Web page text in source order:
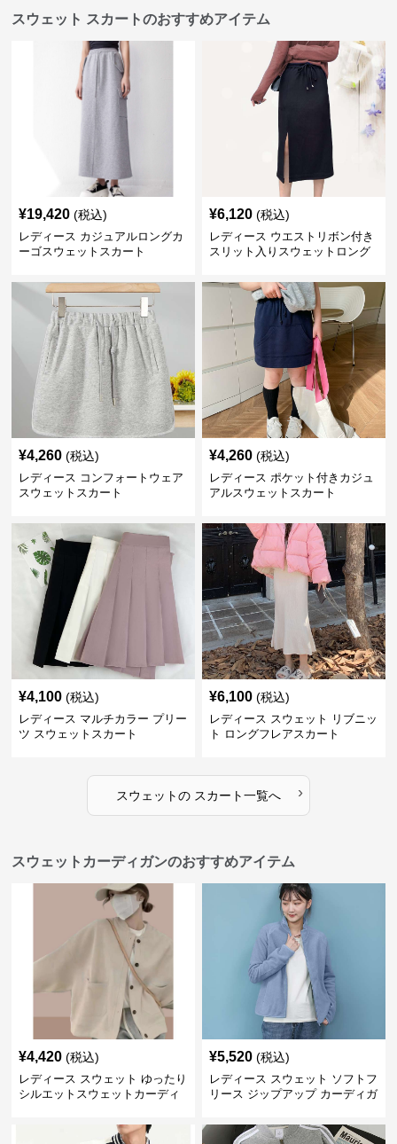
スウェット スカートのおすすめアイテム
¥19,420 (税込)
レディース カジュアルロングカ
ーゴスウェットスカート
¥6,120 (税込)
レディース ウエストリボン付き
スリット入りスウェットロング
¥4,260 (税込)
レディース コンフォートウェア
スウェットスカート
¥4,260 (税込)
レディース ポケット付きカジュ
アルスウェットスカート
¥4,100 (税込)
レディース マルチカラー プリー
ツ スウェットスカート
¥6,100 (税込)
レディース スウェット リブニッ
ト ロングフレアスカート
スウェットのスカート一覧へ ›
スウェットカーディガンのおすすめアイテム
¥4,420 (税込)
レディース スウェット ゆったり
シルエットスウェットカーディ
¥5,520 (税込)
レディース スウェット ソフトフ
リース ジップアップ カーディガ